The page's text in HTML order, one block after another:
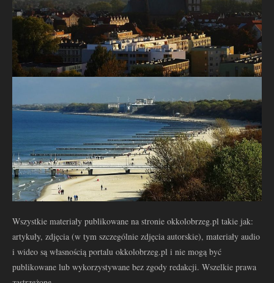
Wszystkie materiały publikowane na stronie okkolobrzeg.pl takie jak:
artykuły, zdjęcia (w tym szczególnie zdjęcia autorskie), materiały audio
i wideo są własnością portalu okkolobrzeg.pl i nie mogą być
publikowane lub wykorzystywane bez zgody redakcji. Wszelkie prawa